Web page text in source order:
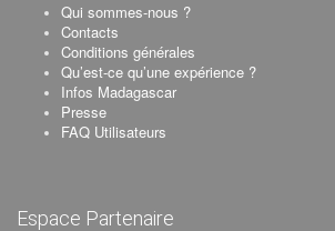
Qui sommes-nous ?
Contacts
Conditions générales
Qu’est-ce qu’une expérience ?
Infos Madagascar
Presse
FAQ Utilisateurs
Espace Partenaire